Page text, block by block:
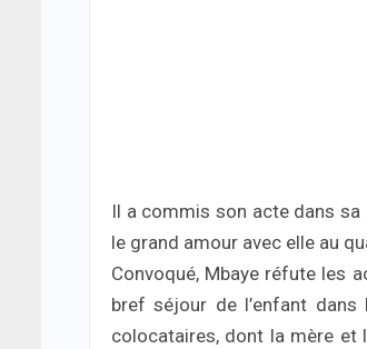
Il a commis son acte dans sa
le grand amour avec elle au
Convoqué, Mbaye réfute les
bref séjour de l’enfant
colocataires, dont la mère et